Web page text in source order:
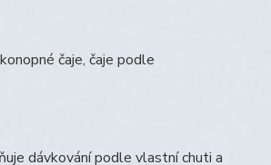
čaje, čaje podle
dávkování podle vlastní chuti a